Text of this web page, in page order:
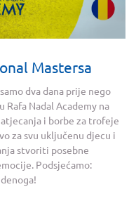
Mastersa
dva dana prije nego
Nadal Academy na
i borbe za trofeje
za svu uključenu djecu i
stvoriti posebne
Podsjećamo: